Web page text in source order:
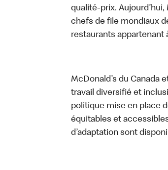
qualité-prix.
chefs de file mondiaux
restaurants appartenant
McDonald’s du Canada
travail diversifié et
politique mise en place
équitables et
d’adaptation sont